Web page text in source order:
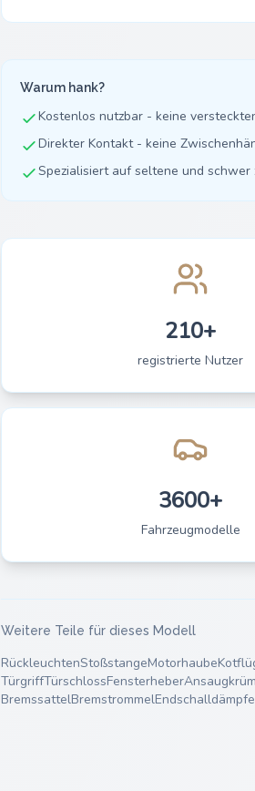
Warum hank?
Kostenlos nutzbar - keine
Direkter Kontakt - keine
Spezialisiert auf seltene und schwer
210+
registrierte Nutzer
3600+
Fahrzeugmodelle
Weitere Teile für dieses Modell
RückleuchtenStoßstangeMotorhaube
TürgriffTürschlossFensterheber
BremssattelBremstrommel